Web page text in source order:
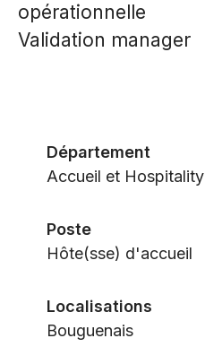
opérationnelle
Validation manager
Département
Accueil et Hospitality
Poste
Hôte(sse) d'accueil
Localisations
Bouguenais